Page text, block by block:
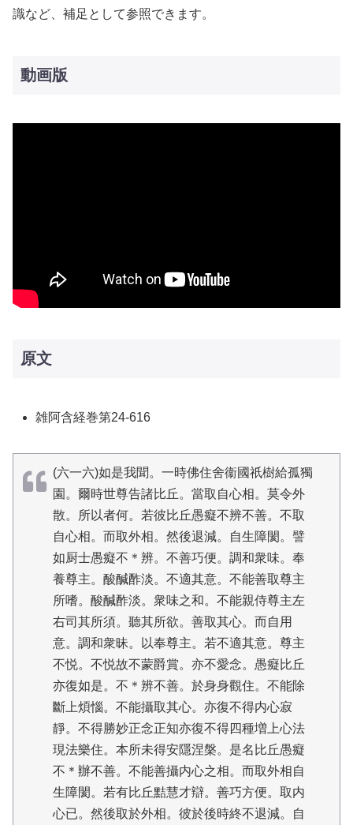
識など、補足として参照できます。
動画版
原文
雑阿含経巻第24-616
(六一六)如是我聞。一時佛住舍衞國祇樹給孤獨
園。爾時世尊告諸比丘。當取自心相。莫令外
散。所以者何。若彼比丘愚癡不辨不善。不取
自心相。而取外相。然後退減。自生障閡。譬
如厨士愚癡不＊辨。不善巧便。調和衆味。奉
養尊主。酸醎酢淡。不適其意。不能善取尊主
所嗜。酸醎酢淡。衆味之和。不能親侍尊主左
右司其所須。聽其所欲。善取其心。而自用
意。調和衆昧。以奉尊主。若不適其意。尊主
不悦。不悦故不蒙爵賞。亦不愛念。愚癡比丘
亦復如是。不＊辨不善。於身身觀住。不能除
斷上煩惱。不能攝取其心。亦復不得内心寂
靜。不得勝妙正念正知亦復不得四種増上心法
現法樂住。本所未得安隱涅槃。是名比丘愚癡
不＊辦不善。不能善攝内心之相。而取外相自
生障閡。若有比丘黠慧才辯。善巧方便。取内
心已。然後取於外相。彼於後時終不退減。自